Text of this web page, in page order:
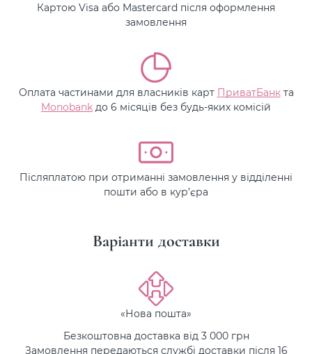
Картою Visa або Mastercard після оформлення
замовлення
Оплата частинами для власників карт ПриватБанкта
Monobank до 6 місяців без будь-яких комісій
Післяплатою при отриманні замовлення у відділенні
пошти або в кур’єра
Варіанти доставки
«Нова пошта»
Безкоштовна доставка від 3 000 грн
Замовлення передаються службі доставки після 16